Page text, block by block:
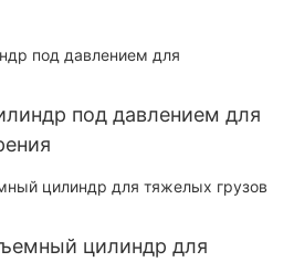
под давлением для
цилиндр для